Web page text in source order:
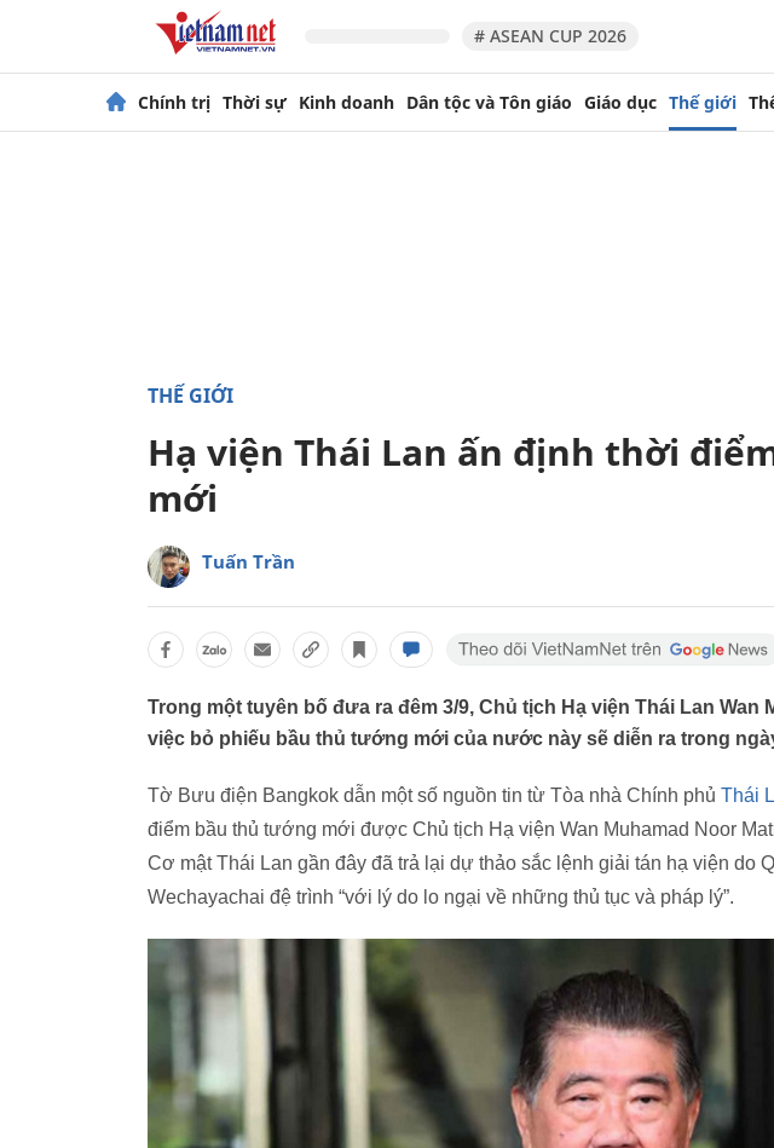
# ASEAN CUP 2026
Chính trị Thời sự Kinh doanh Dân tộc và Tôn giáo Giáo dục Thế giới
THẾ GIỚI
Hạ viện Thái Lan ấn định thời
mới
Tuấn Trần
Trong một tuyên bố đưa ra đêm 3/9, Chủ tịch Hạ viện Thái Lan Wan
việc bỏ phiếu bầu thủ tướng mới của nước này sẽ diễn ra trong
Tờ Bưu điện Bangkok dẫn một số nguồn tin từ Tòa nhà Chính phủ Thái
điểm bầu thủ tướng mới được Chủ tịch Hạ viện Wan Muhamad Noor
Cơ mật Thái Lan gần đây đã trả lại dự thảo sắc lệnh giải tán hạ viện do
Wechayachai đệ trình “với lý do lo ngại về những thủ tục và pháp lý”.